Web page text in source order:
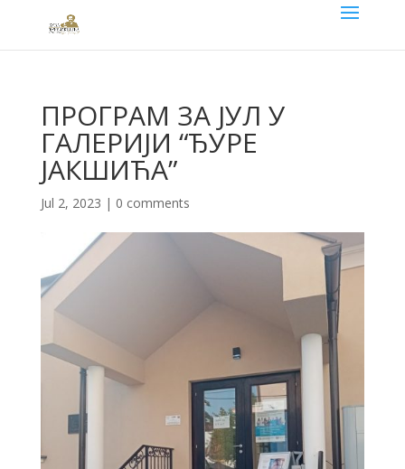
ПРОГРАМ ЗА ЈУЛ У
ГАЛЕРИЈИ “ЂУРЕ
ЈАКШИЋА”
Jul 2, 2023 | 0 comments